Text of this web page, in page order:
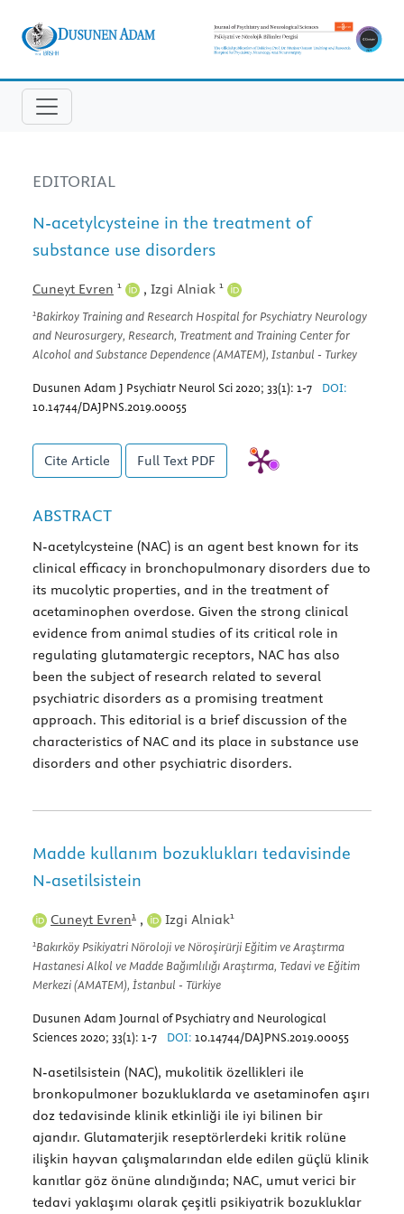
EDITORIAL
N-acetylcysteine in the treatment of
substance use disorders
Cuneyt Evren 1 , Izgi Alniak 1
1Bakirkoy Training and Research Hospital for Psychiatry Neurology
and Neurosurgery, Research, Treatment and Training Center for
Alcohol and Substance Dependence (AMATEM), Istanbul - Turkey
Dusunen Adam J Psychiatr Neurol Sci 2020; 33(1): 1-7
DOI:
10.14744/DAJPNS.2019.00055
Cite Article Full Text PDF
ABSTRACT
N-acetylcysteine (NAC) is an agent best known for its
clinical efficacy in bronchopulmonary disorders due to
its mucolytic properties, and in the treatment of
acetaminophen overdose. Given the strong clinical
evidence from animal studies of its critical role in
regulating glutamatergic receptors, NAC has also
been the subject of research related to several
psychiatric disorders as a promising treatment
approach. This editorial is a brief discussion of the
characteristics of NAC and its place in substance use
disorders and other psychiatric disorders.
Madde kullanım bozuklukları tedavisinde
N-asetilsistein
Cuneyt Evren1 , Izgi Alniak1
1Bakırköy Psikiyatri Nöroloji ve Nöroşirürji Eğitim ve Araştırma
Hastanesi Alkol ve Madde Bağımlılığı Araştırma, Tedavi ve Eğitim
Merkezi (AMATEM), İstanbul - Türkiye
Dusunen Adam Journal of Psychiatry and Neurological
Sciences 2020; 33(1): 1-7
DOI: 10.14744/DAJPNS.2019.00055
N-asetilsistein (NAC), mukolitik özellikleri ile
bronkopulmoner bozukluklarda ve asetaminofen aşırı
doz tedavisinde klinik etkinliği ile iyi bilinen bir
ajandır. Glutamaterjik reseptörlerdeki kritik rolüne
ilişkin hayvan çalışmalarından elde edilen güçlü klinik
kanıtlar göz önüne alındığında; NAC, umut verici bir
tedavi yaklaşımı olarak çeşitli psikiyatrik bozukluklar